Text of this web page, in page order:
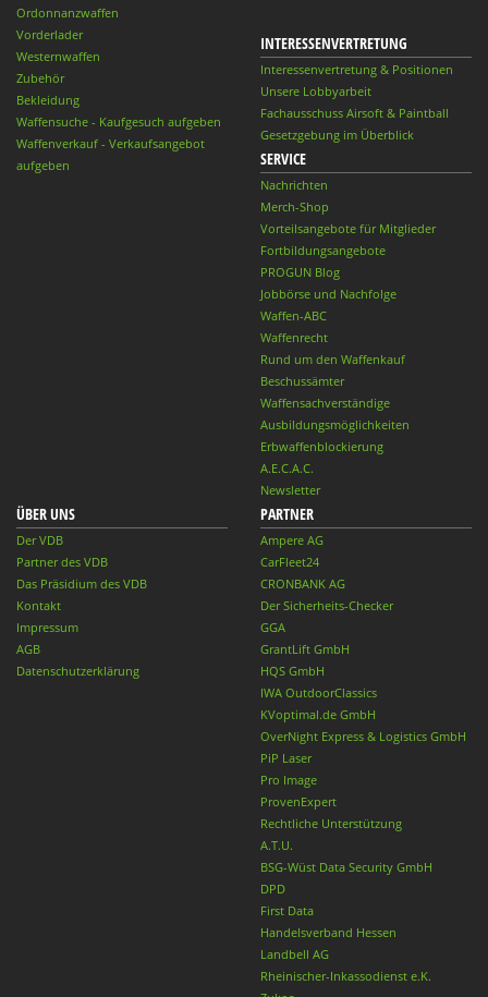
Ordonnanzwaffen
Vorderlader
Westernwaffen
Zubehör
Bekleidung
Waffensuche - Kaufgesuch aufgeben
Waffenverkauf - Verkaufsangebot
aufgeben
INTERESSENVERTRETUNG
Interessenvertretung & Positionen
Unsere Lobbyarbeit
Fachausschuss Airsoft & Paintball
Gesetzgebung im Überblick
SERVICE
Nachrichten
Merch-Shop
Vorteilsangebote für Mitglieder
Fortbildungsangebote
PROGUN Blog
Jobbörse und Nachfolge
Waffen-ABC
Waffenrecht
Rund um den Waffenkauf
Beschussämter
Waffensachverständige
Ausbildungsmöglichkeiten
Erbwaffenblockierung
A.E.C.A.C.
Newsletter
ÜBER UNS
Der VDB
Partner des VDB
Das Präsidium des VDB
Kontakt
Impressum
AGB
Datenschutzerklärung
PARTNER
Ampere AG
CarFleet24
CRONBANK AG
Der Sicherheits-Checker
GGA
GrantLift GmbH
HQS GmbH
IWA OutdoorClassics
KVoptimal.de GmbH
OverNight Express & Logistics GmbH
PiP Laser
Pro Image
ProvenExpert
Rechtliche Unterstützung
A.T.U.
BSG-Wüst Data Security GmbH
DPD
First Data
Handelsverband Hessen
Landbell AG
Rheinischer-Inkassodienst e.K.